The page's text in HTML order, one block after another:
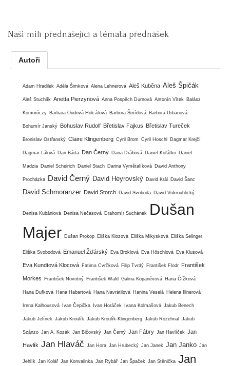
Naši milí přednášející a témata přednášek
Autoři
Adam Hradilek Adéla Šimková Alena Lehnerová Aleš Kuběna Aleš Špičák
Aleš Stuchlík Anetta Pierzynová Anna Pospěch Durnová Antonín Vítek Balász
Komoróczy Barbara Oudová Holcátová Barbora Šmídová Barbora Urbanová
Bohumír Janský Bohuslav Rudolf Břetislav Fajkus Břetislav Tureček
Bronislav Ostřanský Claire Klingenberg Cyril Brom Cyril Hoschl Dagmar Krejčí
Dagmar Lálová Dan Bárta Dan Černý Dana Drábová Daniel Koťátko Daniel
Madzia Daniel Scheirich Daniel Stach Darina Vymětalíková David Anthony
Procházka David Černý David Heyrovský David Král David Šanc
David Schmoranzer David Storch David Svoboda David Vokrouhlický
Denisa Kubániová Denisa Nečasová Drahomír Suchánek
Dušan
Majer Dušan Prokop Eliška Klozová Eliška Mikysková Eliška Selinger
Eliška Svobodová Emanuel Žďárský Eva Broklová Eva Höschlová Eva Klusová
Eva Kundtová Klocová Fatima Cvrčková Filip Tvrdý František Flodr František
Morkes František Novotný František Wald Galina Kopaněvová Hana Čížková
Hana Dufková Hana Habartová Hana Navrátilová Hanina Veselá Helena Illnerová
Irena Kalhousová Ivan Čepička Ivan Horáček Ivana Kolmašová Jakub Benech
Jakub Jelínek Jakub Kroulík Jakub Kroulík-Klingenberg Jakub Rozehnal Jakub
Szánzo Jan A. Kozák Jan Bičovský Jan Černý Jan Fábry Jan Havlíček Jan
Havlík Jan Hlaváč Jan Hora Jan Hrubecký Jan Janek Jan Janko Jan
Jehlík Jan Kolář Jan Konvalinka Jan Rybář Jan Špaček Jan Stěnička Jan